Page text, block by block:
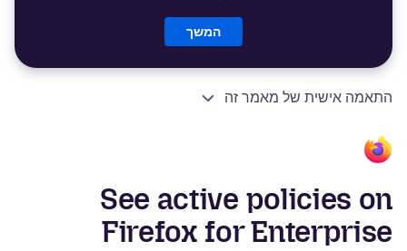
המשך
התאמה אישית של מאמר זה
See active policies on
Firefox for Enterprise